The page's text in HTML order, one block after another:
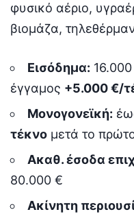
φυσικό αέριο,
βιομάζα,
Εισόδημα:
έγγαμος +5.000 €/
Μονογονεϊκή:
τέκνο μετά το
Ακαθ. έσοδα
80.000 €
Ακίνητη